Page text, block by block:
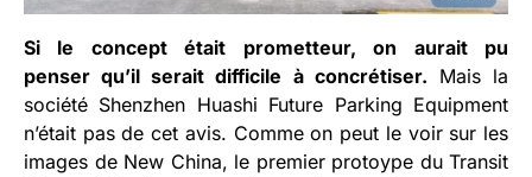
Si le concept était prometteur, on aurait pu
penser qu’il serait difficile à concrétiser. Mais la
société Shenzhen Huashi Future Parking Equipment
n’était pas de cet avis. Comme on peut le voir sur les
images de New China, le premier protoype du Transit